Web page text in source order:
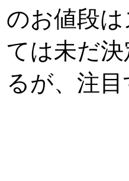
のお値段
ては未だ
るが、注